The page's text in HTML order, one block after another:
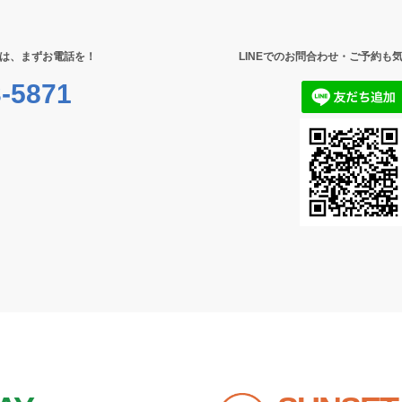
、まずお電話を！
5871
LINEでのお問合わせ・ご予約も